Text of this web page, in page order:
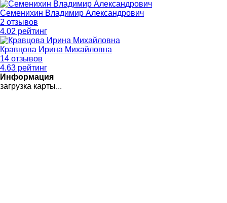
Семенихин Владимир Александрович
2 отзывов
4.02 рейтинг
Кравцова Ирина Михайловна
14 отзывов
4.63 рейтинг
Информация
загрузка карты...